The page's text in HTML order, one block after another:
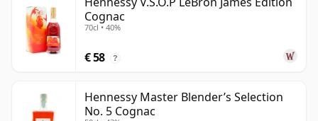
Cognac
70cl • 40%
€ 58 ?
Hennessy Master Blender’s Selection
No. 5 Cognac